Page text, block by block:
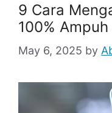
9 Cara
100%
May 6, 2025 by